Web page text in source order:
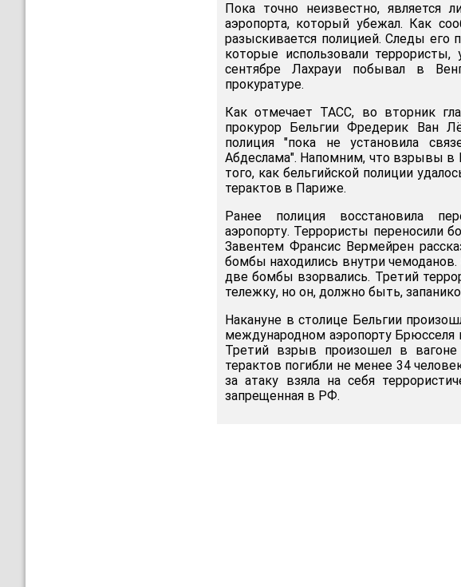
Пока точно неизвестно, является
аэропорта, который убежал. Как
разыскивается полицией. Следы его
которые использовали
сентябре Лахрауи побывал в
прокуратуре.
Как отмечает ТАСС, во вторник
прокурор Бельгии Фредерик Ван
полиция "пока не установила
Абдеслама". Напомним, что взрывы в
того, как бельгийской полиции
терактов в Париже.
Ранее полиция восстановила
аэропорту. Террористы переносили
Завентем Франсис Вермейрен
бомбы находились внутри
две бомбы взорвались. Третий
тележку, но он, должно быть,
Накануне в столице Бельгии
международном аэропорту Брюсселя
Третий взрыв произошел в
терактов погибли не менее 34
за атаку взяла на себя
запрещенная в РФ.